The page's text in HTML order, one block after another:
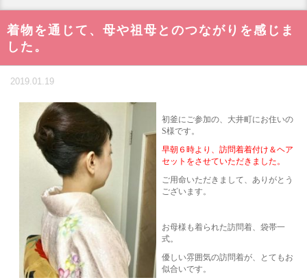
着物を通じて、母や祖母とのつながりを感じま
した。
2019.01.19
初釜にご参加の、大井町にお住いの
S様です。
早朝６時より、訪問着着付け＆ヘア
セットをさせていただきました。
ご用命いただきまして、ありがとう
ございます。
お母様も着られた訪問着、袋帯一
式。
優しい雰囲気の訪問着が、とてもお
似合いです。